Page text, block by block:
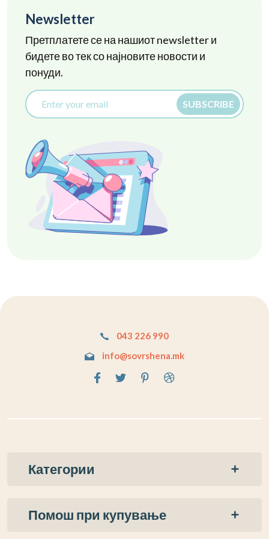
Newsletter
Претплатете се на нашиот newsletter и
бидете во тек со најновите новости и
понуди.
SUBSCRIBE
043 226 990
info@sovrshena.mk
Категории
Помош при купување